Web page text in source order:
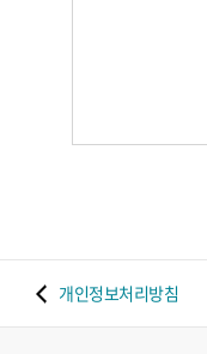
개인정보처리방침